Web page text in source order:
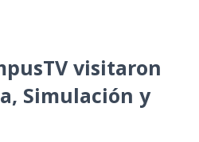
visitaron
Simulación y